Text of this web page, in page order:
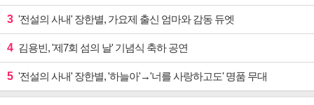
3 '전설의 사내' 장한별, 가요제 출신 엄마와 감동 듀엣
4 김용빈, '제7회 섬의 날' 기념식 축하 공연
5 '전설의 사내' 장한별, '하늘아'→'너를 사랑하고도' 명품 무대